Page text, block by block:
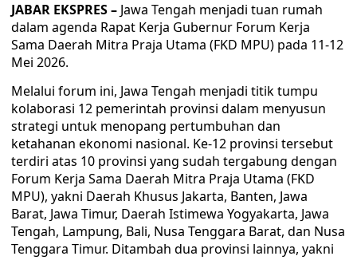
JABAR EKSPRES – Jawa Tengah menjadi tuan rumah
dalam agenda Rapat Kerja Gubernur Forum Kerja
Sama Daerah Mitra Praja Utama (FKD MPU) pada 11-12
Mei 2026.
Melalui forum ini, Jawa Tengah menjadi titik tumpu
kolaborasi 12 pemerintah provinsi dalam menyusun
strategi untuk menopang pertumbuhan dan
ketahanan ekonomi nasional. Ke-12 provinsi tersebut
terdiri atas 10 provinsi yang sudah tergabung dengan
Forum Kerja Sama Daerah Mitra Praja Utama (FKD
MPU), yakni Daerah Khusus Jakarta, Banten, Jawa
Barat, Jawa Timur, Daerah Istimewa Yogyakarta, Jawa
Tengah, Lampung, Bali, Nusa Tenggara Barat, dan Nusa
Tenggara Timur. Ditambah dua provinsi lainnya, yakni